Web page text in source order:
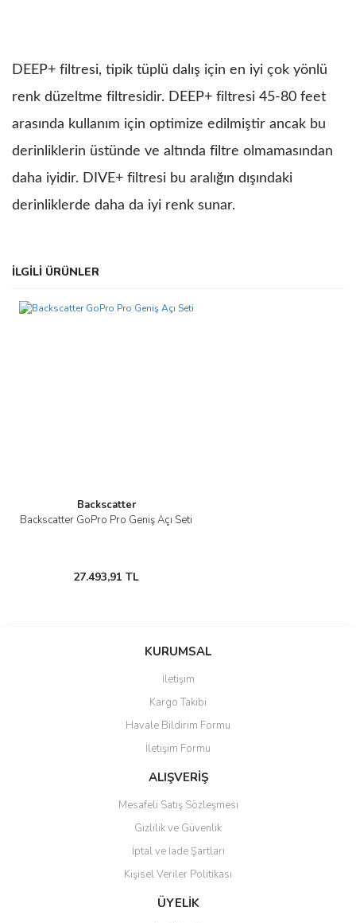
DEEP+ filtresi, tipik tüplü dalış için en iyi çok yönlü
renk düzeltme filtresidir. DEEP+ filtresi 45-80 feet
arasında kullanım için optimize edilmiştir ancak bu
derinliklerin üstünde ve altında filtre olmamasından
daha iyidir. DIVE+ filtresi bu aralığın dışındaki
derinliklerde daha da iyi renk sunar.
Bu ürünün fiyat bilgisi, resim, ürün açıklamalarında ve diğer
konularda yetersiz gördüğünüz noktaları öneri formunu kullanarak
Görüş ve önerileriniz için teşekkür ederiz.
İLGİLİ ÜRÜNLER
Backscatter
Backscatter GoPro Pro Geniş Açı Seti
27.493,91 TL
KURUMSAL
İletişim
Kargo Takibi
Havale Bildirim Formu
İletişim Formu
ALIŞVERİŞ
Mesafeli Satış Sözleşmesi
Gizlilik ve Güvenlik
İptal ve İade Şartları
Kişisel Veriler Politikası
ÜYELİK